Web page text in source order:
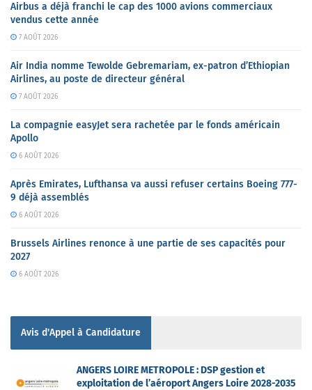
Airbus a déjà franchi le cap des 1000 avions commerciaux
vendus cette année
7 AOÛT 2026
Air India nomme Tewolde Gebremariam, ex-patron d’Ethiopian
Airlines, au poste de directeur général
7 AOÛT 2026
La compagnie easyJet sera rachetée par le fonds américain
Apollo
6 AOÛT 2026
Après Emirates, Lufthansa va aussi refuser certains Boeing 777-
9 déjà assemblés
6 AOÛT 2026
Brussels Airlines renonce à une partie de ses capacités pour
2027
6 AOÛT 2026
Avis d'Appel à Candidature
ANGERS LOIRE METROPOLE : DSP gestion et
exploitation de l’aéroport Angers Loire 2028-2035